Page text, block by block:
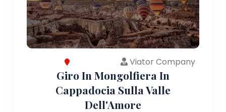
Viator Company
Giro In Mongolfiera In
Cappadocia Sulla Valle
Dell'Amore